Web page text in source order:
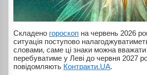
Складено гороскоп на червень 2026
ситуація поступово
словами, саме ці знаки можна
перебуватиме у Леві до червня 2027
повідомляють Контракти.UA.